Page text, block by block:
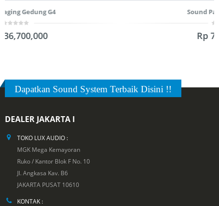
Dapatkan Sound System Terbaik Disini !!
DEALER JAKARTA I
TOKO LUX AUDIO :
MGK Mega Kemayoran
Ruko / Kantor Blok F No. 10
Jl. Angkasa Kav. B6
JAKARTA PUSAT 10610
KONTAK :